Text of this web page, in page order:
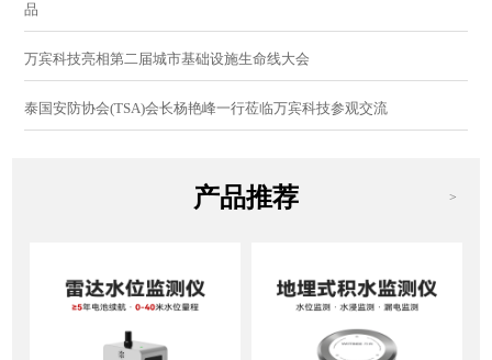
品
万宾科技亮相第二届城市基础设施生命线大会
泰国安防协会(TSA)会长杨艳峰一行莅临万宾科技参观交流
产品推荐 >